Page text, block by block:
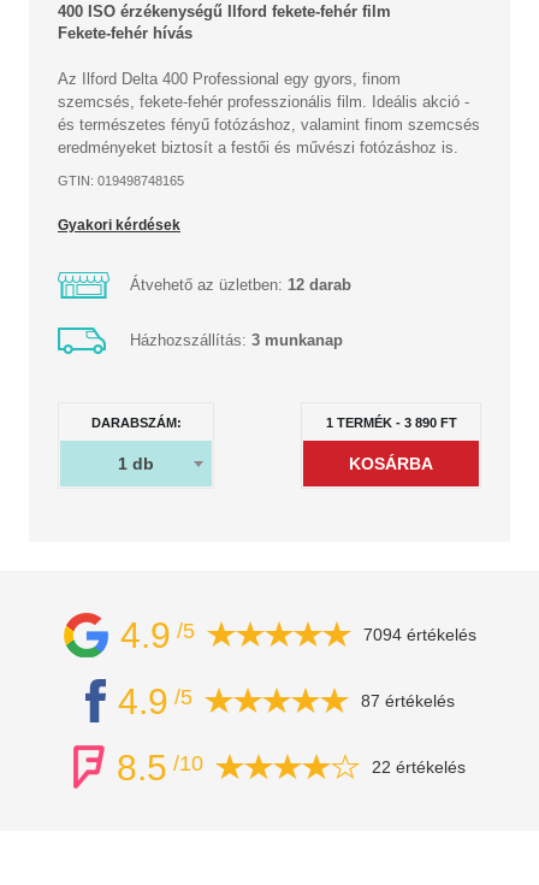
400 ISO érzékenységű Ilford fekete-fehér film
Fekete-fehér hívás
Az Ilford Delta 400 Professional egy gyors, finom
szemcsés, fekete-fehér professzionális film. Ideális akció -
és természetes fényű fotózáshoz, valamint finom szemcsés
eredményeket biztosít a festői és művészi fotózáshoz is.
GTIN: 019498748165
Gyakori kérdések
Átvehető az üzletben: 12 darab
Házhozszállítás: 3 munkanap
DARABSZÁM:
1 db
1 TERMÉK- 3 890FT
4.9 /5 7094 értékelés
4.9 /5 87 értékelés
8.5 /10 22 értékelés